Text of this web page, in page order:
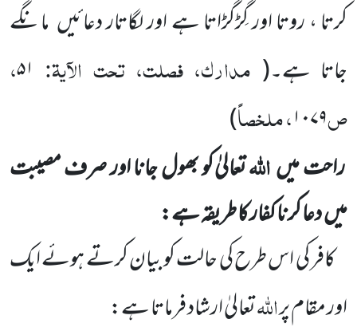
کرتا ، روتا اور گِڑگڑاتا ہے اور لگاتار دعائیں مانگے
جاتا ہے۔( مدارک، فصلت، تحت الآیۃ: ۵۱،
ص۱۰۷۹، ملخصاً)
راحت میںاللہتعالیٰ کو بھول جانا اور صرف مصیبت
میںدعا کرنا کفار کا طریقہ ہے:
کافر کی اس طرح کی حالت کو بیان کرتے ہوئے ایک
اور مقام پراللہتعالیٰ ارشاد فرماتا ہے: